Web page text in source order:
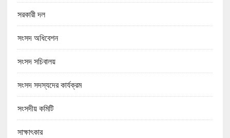
সরকারী দল
সংসদ অধিবেশন
সংসদ সচিবালয়
সংসদ সদস্যদের কার্যক্রম
সংসদীয় কমিটি
সাক্ষাৎকার